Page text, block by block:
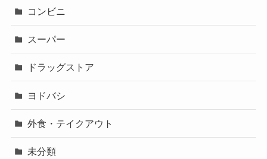
コンビニ
スーパー
ドラッグストア
ヨドバシ
外食・テイクアウト
未分類